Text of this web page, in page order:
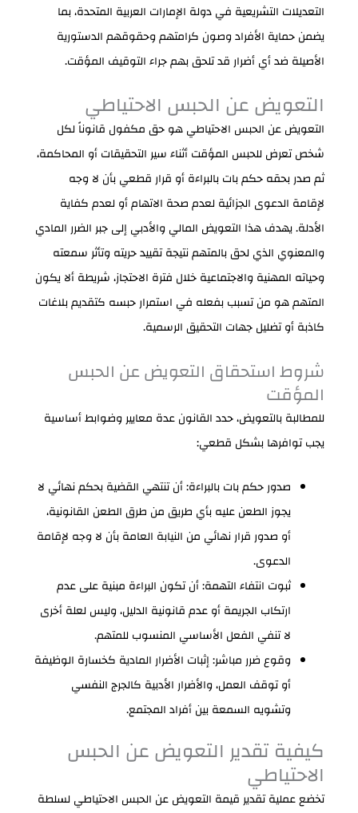
التعديلات التشريعية في دولة الإمارات العربية المتحدة، بما
يضمن حماية الأفراد وصون كرامتهم وحقوقهم الدستورية
الأصيلة ضد أي أضرار قد تلحق بهم جراء التوقيف المؤقت.
التعويض عن الحبس الاحتياطي
التعويض عن الحبس الاحتياطي هو حق مكفول قانوناً لكل
شخص تعرض للحبس المؤقت أثناء سير التحقيقات أو المحاكمة،
ثم صدر بحقه حكم بات بالبراءة أو قرار قطعي بأن لا وجه
لإقامة الدعوى الجزائية لعدم صحة الاتهام أو لعدم كفاية
الأدلة. يهدف هذا التعويض المالي والأدبي إلى جبر الضرر المادي
والمعنوي الذي لحق بالمتهم نتيجة تقييد حريته وتأثر سمعته
وحياته المهنية والاجتماعية خلال فترة الاحتجاز، شريطة ألا يكون
المتهم هو من تسبب بفعله في استمرار حبسه كتقديم بلاغات
كاذبة أو تضليل جهات التحقيق الرسمية.
شروط استحقاق التعويض عن الحبس
المؤقت
للمطالبة بالتعويض، حدد القانون عدة معايير وضوابط أساسية
يجب توافرها بشكل قطعي:
صدور حكم بات بالبراءة: أن تنتهي القضية بحكم نهائي لا
يجوز الطعن عليه بأي طريق من طرق الطعن القانونية،
أو صدور قرار نهائي من النيابة العامة بأن لا وجه لإقامة
الدعوى.
ثبوت انتفاء التهمة: أن تكون البراءة مبنية على عدم
ارتكاب الجريمة أو عدم قانونية الدليل، وليس لعلة أخرى
لا تنفي الفعل الأساسي المنسوب للمتهم.
وقوع ضرر مباشر: إثبات الأضرار المادية كخسارة الوظيفة
أو توقف العمل، والأضرار الأدبية كالجرج النفسي
وتشويه السمعة بين أفراد المجتمع.
كيفية تقدير التعويض عن الحبس
الاحتياطي
تخضع عملية تقدير قيمة التعويض عن الحبس الاحتياطي لسلطة